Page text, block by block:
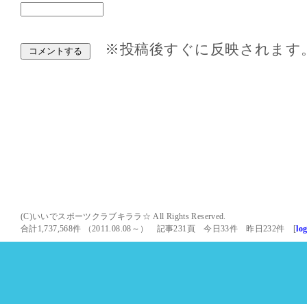
※投稿後すぐに反映されます
(C)いいでスポーツクラブキララ☆ All Rights Reserved.
合計1,737,568件 （2011.08.08～） 記事231頁 今日33件 昨日232件 [